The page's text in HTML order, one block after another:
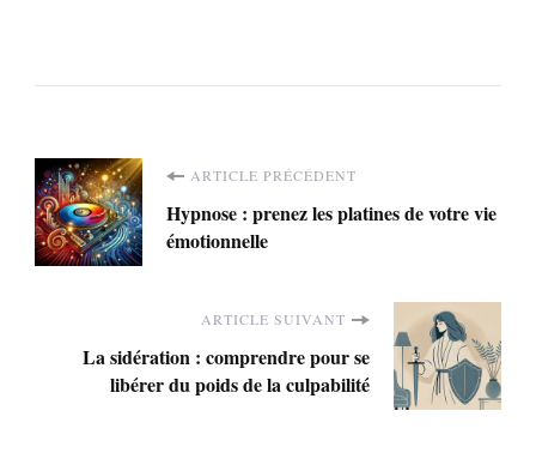
Navigation
d'article
ARTICLE PRÉCÉDENT
Hypnose : prenez les platines de votre vie
émotionnelle
ARTICLE SUIVANT
La sidération : comprendre pour se
libérer du poids de la culpabilité